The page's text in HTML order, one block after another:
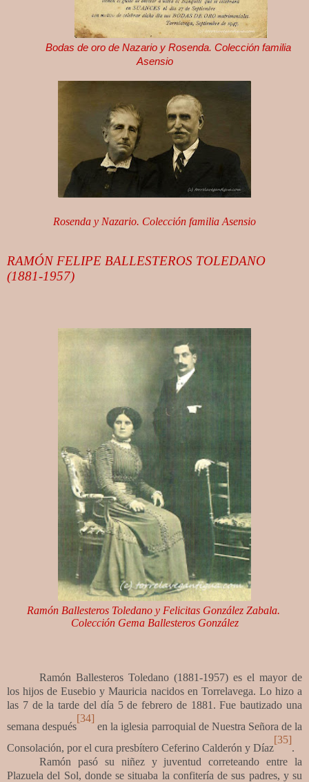
Bodas de oro de Nazario y Rosenda. Colección familia
Asensio
Rosenda y Nazario. Colección familia Asensio
RAMÓN FELIPE BALLESTEROS TOLEDANO
(1881-1957)
Ramón Ballesteros Toledano y Felicitas González Zabala.
Colección Gema Ballesteros González
Ramón Ballesteros Toledano (1881-1957) es el mayor de
los hijos de Eusebio y Mauricia nacidos en Torrelavega. Lo hizo a
las 7 de la tarde del día 5 de febrero de 1881. Fue bautizado una
semana después
[34]
en la iglesia parroquial de Nuestra Señora de la
Consolación, por el cura presbítero Ceferino Calderón y Díaz
[35]
.
Ramón pasó su niñez y juventud correteando entre la
Plazuela del Sol, donde se situaba la confitería de sus padres, y su